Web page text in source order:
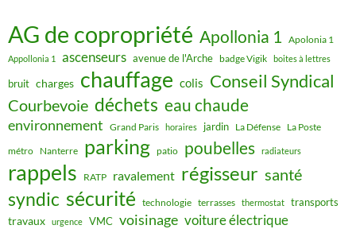
AG de copropriété Apollonia 1 Apolonia 1
Appollonia 1 ascenseurs avenue de l'Arche badge Vigik boites à lettres
bruit charges chauffage colis Conseil Syndical
Courbevoie déchets eau chaude
environnement Grand Paris horaires jardin La Défense La Poste
métro Nanterre parking patio poubelles radiateurs
rappels RATP ravalement régisseur santé
syndic sécurité technologie terrasses thermostat transports
travaux urgence VMC voisinage voiture électrique